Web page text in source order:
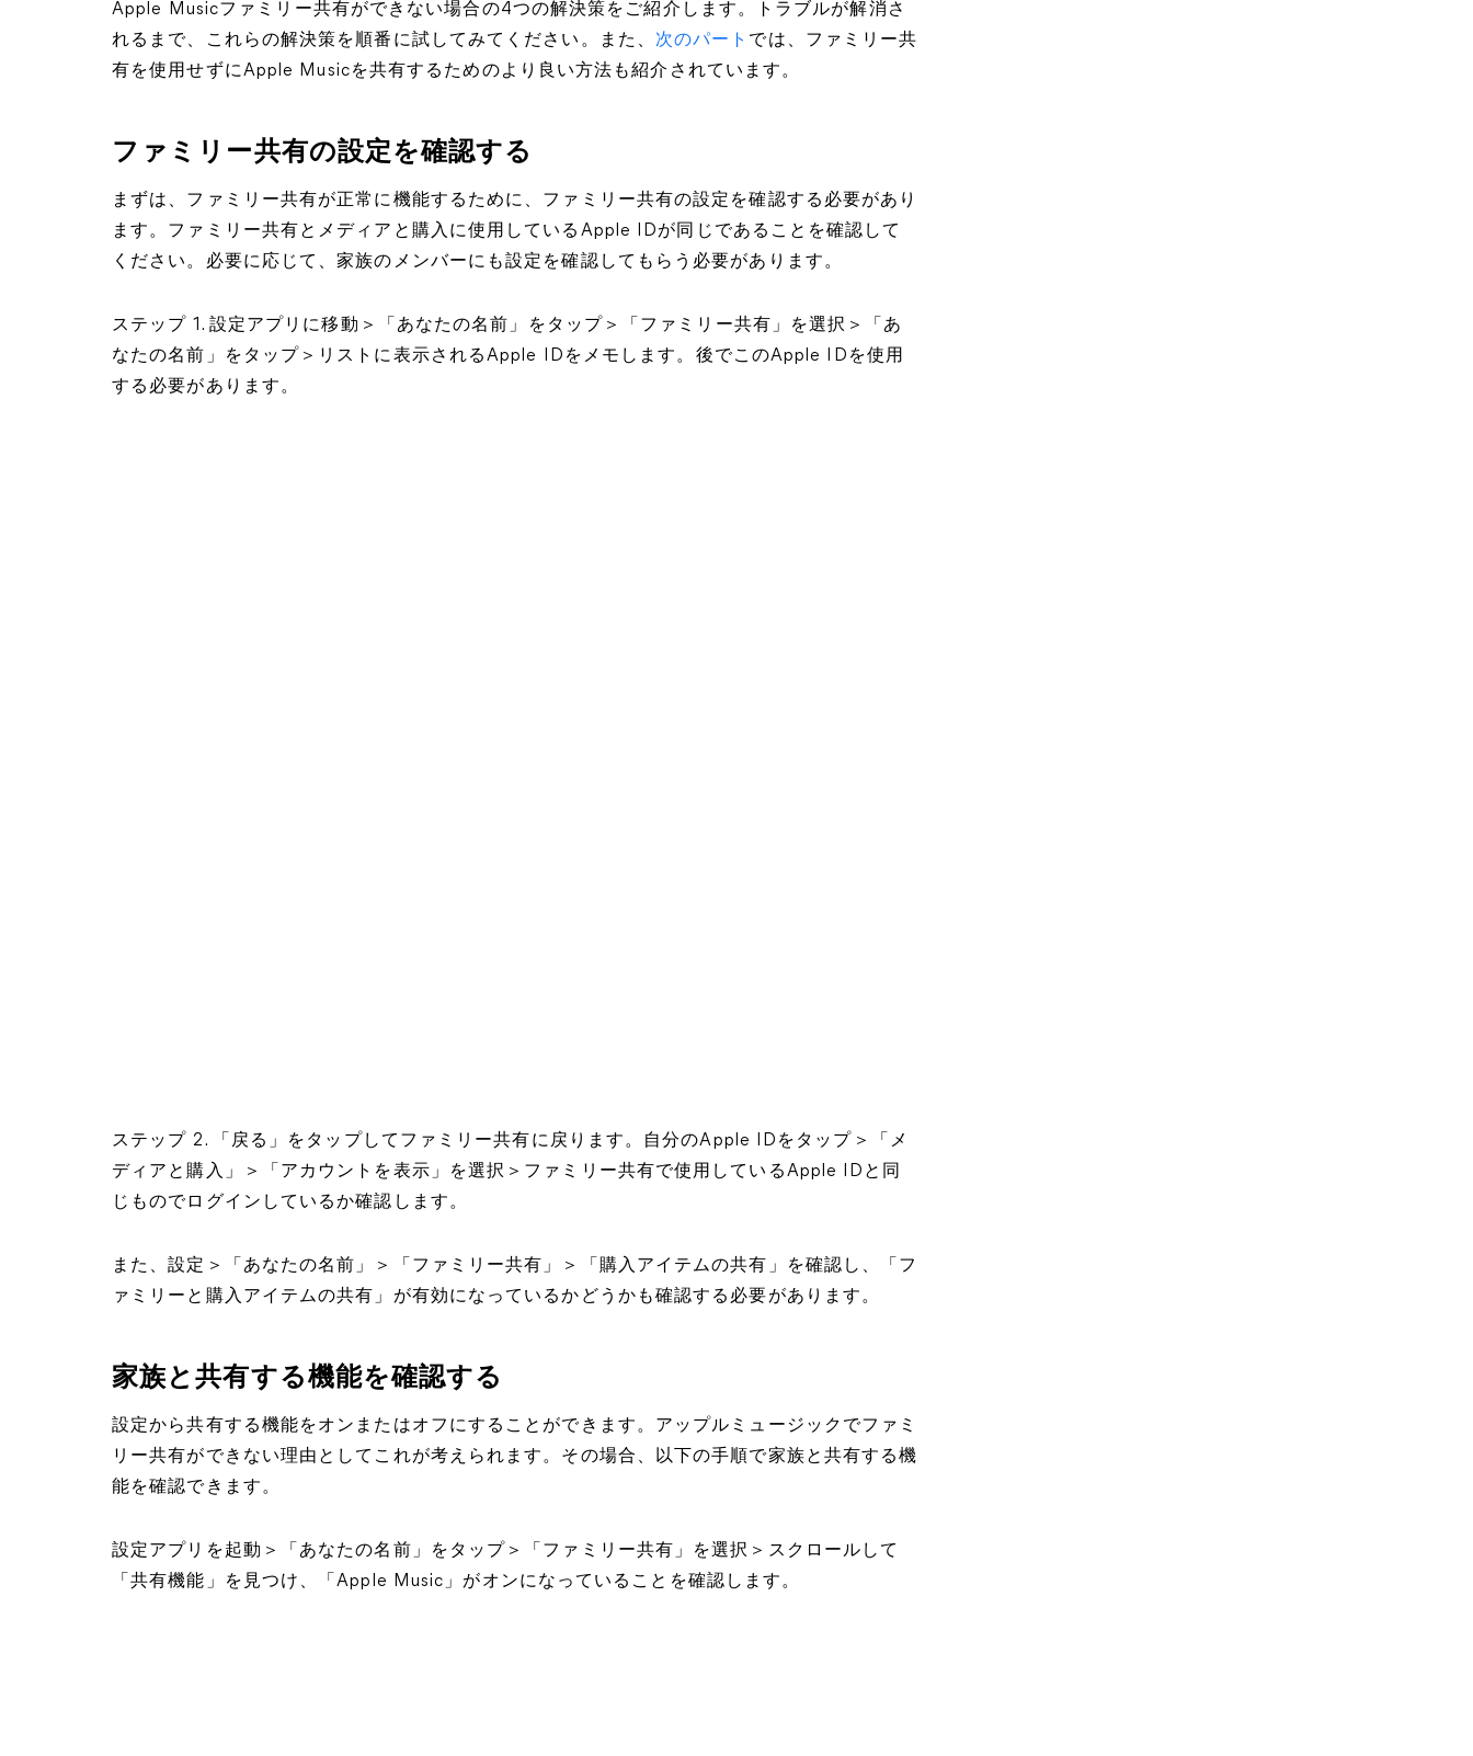
Apple Musicファミリー共有ができない場合の4つの解決策をご紹介します。トラブルが解消さ
れるまで、これらの解決策を順番に試してみてください。また、 次のパート では、ファミリー共
有を使用せずにApple Musicを共有するためのより良い方法も紹介されています。
ファミリー共有の設定を確認する
まずは、ファミリー共有が正常に機能するために、ファミリー共有の設定を確認する必要があり
ます。ファミリー共有とメディアと購入に使用しているApple IDが同じであることを確認して
ください。必要に応じて、家族のメンバーにも設定を確認してもらう必要があります。
ステップ 1. 設定アプリに移動＞「あなたの名前」をタップ＞「ファミリー共有」を選択＞「あ
なたの名前」をタップ＞リストに表示されるApple IDをメモします。後でこのApple IDを使用
する必要があります。
ステップ 2. 「戻る」をタップしてファミリー共有に戻ります。自分のApple IDをタップ＞「メ
ディアと購入」＞「アカウントを表示」を選択＞ファミリー共有で使用しているApple IDと同
じものでログインしているか確認します。
また、設定＞「あなたの名前」＞「ファミリー共有」＞「購入アイテムの共有」を確認し、「フ
ァミリーと購入アイテムの共有」が有効になっているかどうかも確認する必要があります。
家族と共有する機能を確認する
設定から共有する機能をオンまたはオフにすることができます。アップルミュージックでファミ
リー共有ができない理由としてこれが考えられます。その場合、以下の手順で家族と共有する機
能を確認できます。
設定アプリを起動＞「あなたの名前」をタップ＞「ファミリー共有」を選択＞スクロールして
「共有機能」を見つけ、「Apple Music」がオンになっていることを確認します。